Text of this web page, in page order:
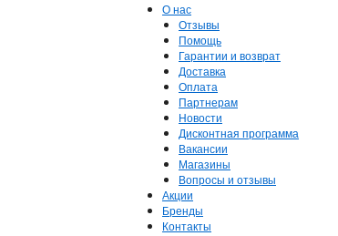
О нас
Отзывы
Помощь
Гарантии и возврат
Доставка
Оплата
Партнерам
Новости
Дисконтная программа
Вакансии
Магазины
Вопросы и отзывы
Акции
Бренды
Контакты